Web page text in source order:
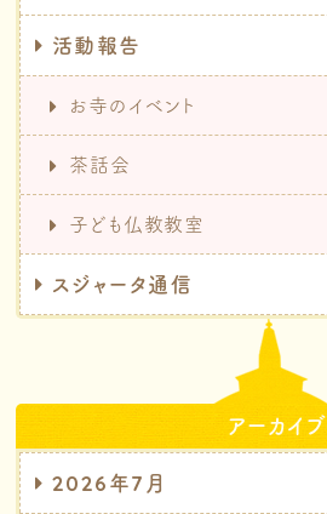
活動報告
お寺のイベント
茶話会
子ども仏教教室
スジャータ通信
アーカイブ
2026年7月